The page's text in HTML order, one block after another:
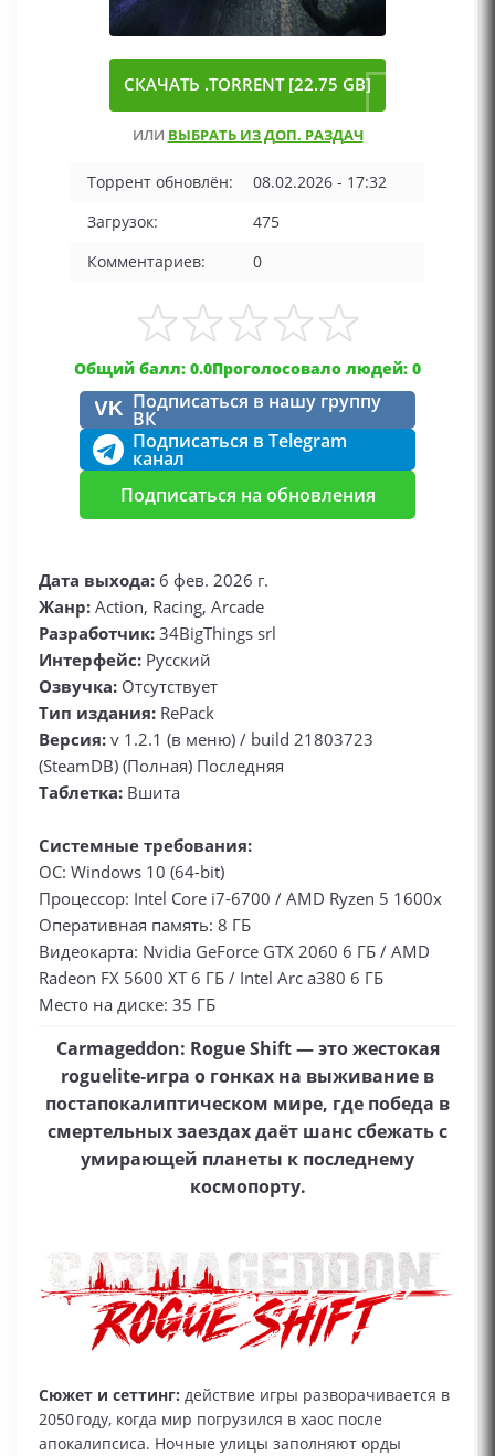
СКАЧАТЬ .TORRENT [22.75 GB]
ИЛИ ВЫБРАТЬ ИЗ ДОП. РАЗДАЧ
Торрент обновлён:
08.02.2026 - 17:32
Загрузок:
475
Комментариев:
0
Общий балл: 0.0Проголосовало людей: 0
VK Подписаться в нашу группу
ВК
Подписаться в Telegram
канал
Подписаться на обновления
Дата выхода: 6 фев. 2026 г.
Жанр: Action, Racing, Arcade
Разработчик: 34BigThings srl
Интерфейс: Русский
Озвучка: Отсутствует
Тип издания: RePack
Версия: v 1.2.1 (в меню) / build 21803723
(SteamDB) (Полная) Последняя
Таблетка: Вшита
Системные требования:
ОС: Windows 10 (64-bit)
Процессор: Intel Core i7-6700 / AMD Ryzen 5 1600x
Оперативная память: 8 ГБ
Видеокарта: Nvidia GeForce GTX 2060 6 ГБ / AMD
Radeon FX 5600 XT 6 ГБ / Intel Arc a380 6 ГБ
Место на диске: 35 ГБ
Carmageddon: Rogue Shift — это жестокая
roguelite‑игра о гонках на выживание в
постапокалиптическом мире, где победа в
смертельных заездах даёт шанс сбежать с
умирающей планеты к последнему
космопорту.
Сюжет и сеттинг: действие игры разворачивается в
2050 году, когда мир погрузился в хаос после
апокалипсиса. Ночные улицы заполняют орды